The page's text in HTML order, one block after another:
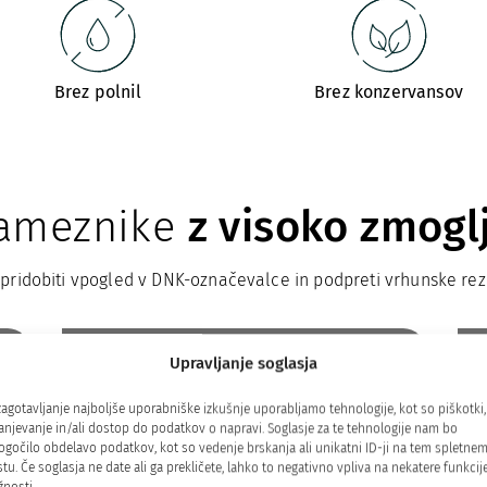
Upravljanje soglasja
najboljše uporabniške izkušnje uporabljamo tehnologije, kot so piškotki,
in/ali dostop do podatkov o napravi. Soglasje za te tehnologije nam bo
obdelavo podatkov, kot so vedenje brskanja ali unikatni ID-ji na tem spletnem
Če soglasja ne date ali ga prekličete, lahko to negativno vpliva na nekatere
Brez polnil Brez konzervansov
z visoko
vpogled v DNK-označevalce in podpreti vrhunske
Direktorji in uspešni
Psihična pripravljenost, odpornost proti
stresu in dolgotrajna energija so
ključnega pomena za vodje in uspešne